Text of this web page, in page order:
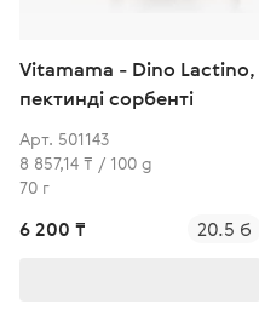
Vitamama - Dino Lactino,
пектинді сорбенті
Арт. 501143
8 857,14 ₸ / 100 g
70 г
6 200 ₸ 20.5 б